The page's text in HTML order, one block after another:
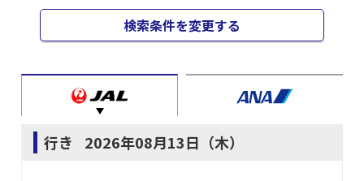
検索条件を変更する
行き 2026年08月13日（木）